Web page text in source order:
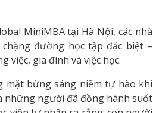
MiniMBA tại Hà Nội, các nhà
đường học tập đặc biệt –
việc, gia đình và việc học.
mặt bừng sáng niềm tự hào khi
những người đã đồng hành suốt